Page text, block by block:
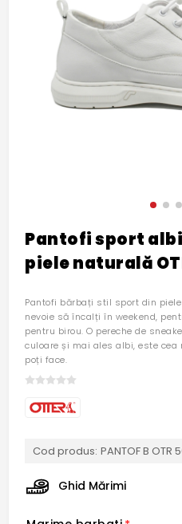
Pantofi sport
piele naturală
Pantofi bărbați stil sport din
nevoie să încalți în weekend,
pentru birou. O pereche de
culoare și mai ales albi, este
poți face.
Cod produs: PANTOF B OTR
Ghid Mărimi